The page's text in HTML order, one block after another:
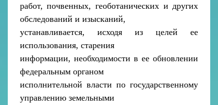
работ, почвенных, геоботанических и других
обследований и изысканий,
устанавливается, исходя из целей ее
использования, старения
информации, необходимости в ее обновлении
федеральным органом
исполнительной власти по государственному
управлению земельными